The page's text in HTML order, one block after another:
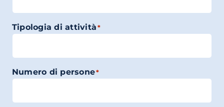
Tipologia di attività*
Numero di persone*